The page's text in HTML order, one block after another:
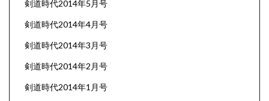
剣道時代2014年5月号
剣道時代2014年4月号
剣道時代2014年3月号
剣道時代2014年2月号
剣道時代2014年1月号